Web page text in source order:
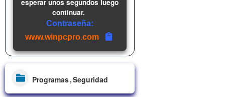
esperar unos segundos luego
continuar.
Contraseña:
www.winpcpro.com
Programas Seguridad